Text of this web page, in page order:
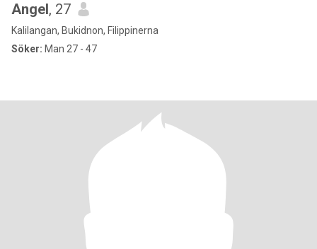
Angel, 27
Kalilangan, Bukidnon, Filippinerna
Söker: Man 27 - 47